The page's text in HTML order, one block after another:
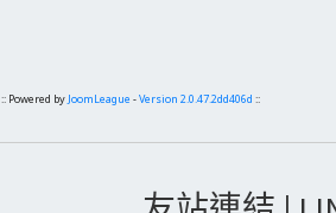
:: Powered by JoomLeague -Version 2.0.47.2dd406d ::